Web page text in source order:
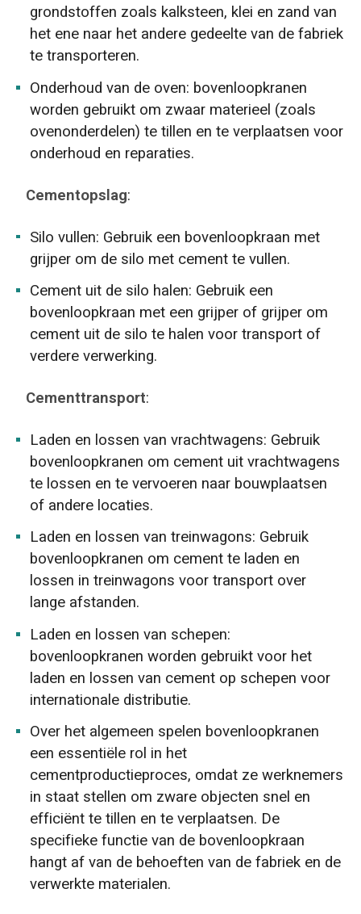
grondstoffen zoals kalksteen, klei en zand van
het ene naar het andere gedeelte van de fabriek
te transporteren.
Onderhoud van de oven: bovenloopkranen
worden gebruikt om zwaar materieel (zoals
ovenonderdelen) te tillen en te verplaatsen voor
onderhoud en reparaties.
Cementopslag:
Silo vullen: Gebruik een bovenloopkraan met
grijper om de silo met cement te vullen.
Cement uit de silo halen: Gebruik een
bovenloopkraan met een grijper of grijper om
cement uit de silo te halen voor transport of
verdere verwerking.
Cementtransport:
Laden en lossen van vrachtwagens: Gebruik
bovenloopkranen om cement uit vrachtwagens
te lossen en te vervoeren naar bouwplaatsen
of andere locaties.
Laden en lossen van treinwagons: Gebruik
bovenloopkranen om cement te laden en
lossen in treinwagons voor transport over
lange afstanden.
Laden en lossen van schepen:
bovenloopkranen worden gebruikt voor het
laden en lossen van cement op schepen voor
internationale distributie.
Over het algemeen spelen bovenloopkranen
een essentiële rol in het
cementproductieproces, omdat ze werknemers
in staat stellen om zware objecten snel en
efficiënt te tillen en te verplaatsen. De
specifieke functie van de bovenloopkraan
hangt af van de behoeften van de fabriek en de
verwerkte materialen.